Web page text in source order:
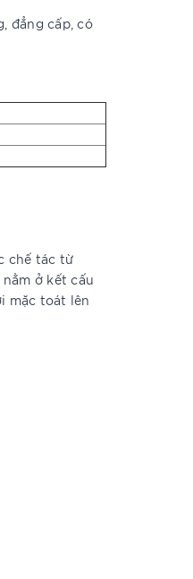
đẳng cấp, có
chế tác từ
ở kết cấu
mặc toát lên